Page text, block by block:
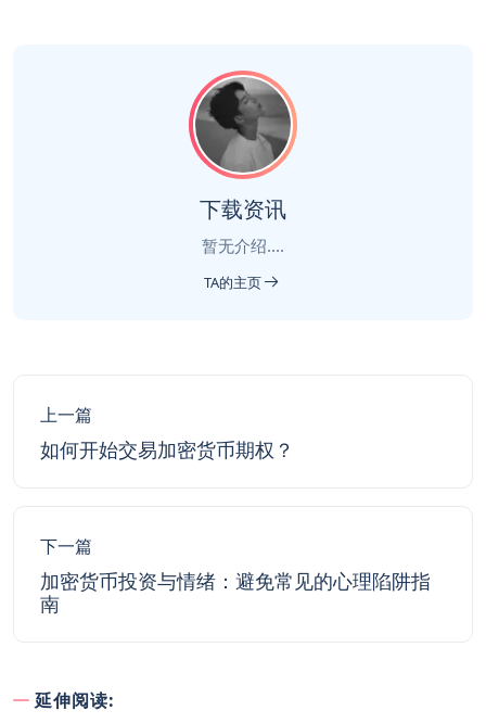
下载资讯
暂无介绍....
TA的主页
上一篇
如何开始交易加密货币期权？
下一篇
加密货币投资与情绪：避免常见的心理陷阱指
南
延伸阅读: